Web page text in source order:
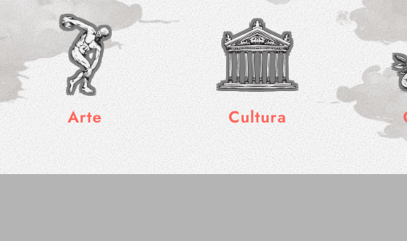
Gallerie
Notizie
Arte Cultura